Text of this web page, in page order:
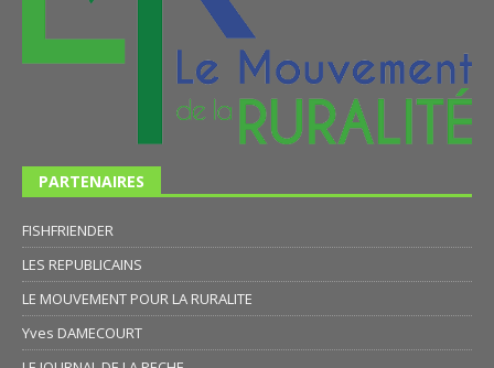
PARTENAIRES
FISHFRIENDER
LES REPUBLICAINS
LE MOUVEMENT POUR LA RURALITE
Yves DAMECOURT